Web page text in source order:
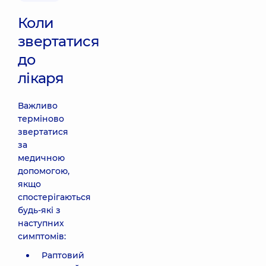
Коли
звертатися
до
лікаря
Важливо
терміново
звертатися
за
медичною
допомогою,
якщо
спостерігаються
будь-які з
наступних
симптомів:
Раптовий